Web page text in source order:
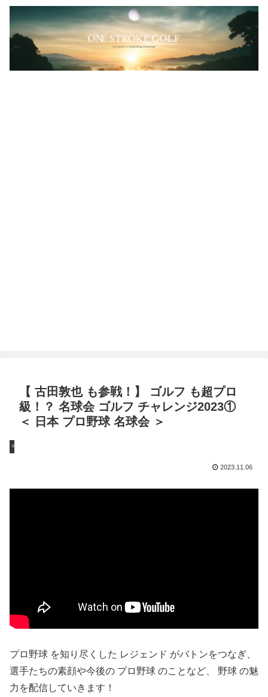
【 古田敦也 も参戦！】 ゴルフ も超プロ
級！？ 名球会 ゴルフ チャレンジ2023①
＜ 日本 プロ野球 名球会 ＞
中継
2023.11.06
プロ野球 を知り尽くした レジェンド がバトンをつなぎ、
選手たちの素顔や今後の プロ野球 のことなど、 野球 の魅
力を配信していきます！